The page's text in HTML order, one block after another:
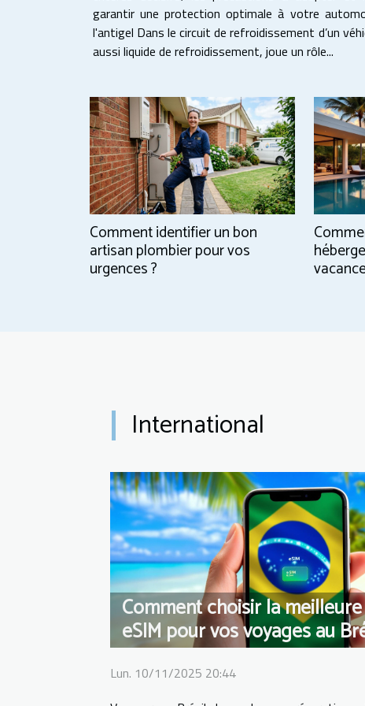
garantir une protection optimale à votre
l'antigel Dans le circuit de refroidissement d’un véhicule, l’antigel voiture, appelé
aussi liquide de refroidissement, joue un rôle...
Comment identifier un bon
artisan plombier pour vos
urgences ?
International
Comment choisir la
eSIM pour vos voyages au
Lun. 10/11/2025 20:44